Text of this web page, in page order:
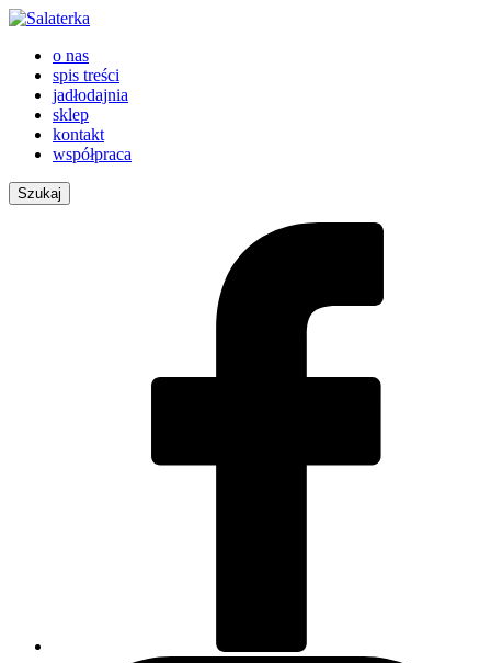
o nas
spis treści
jadłodajnia
sklep
kontakt
współpraca
Szukaj